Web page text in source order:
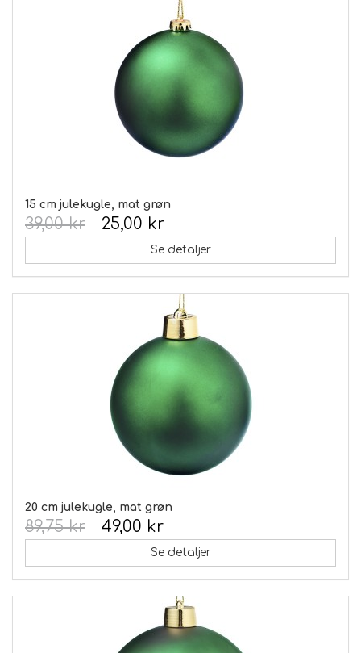
15 cm julekugle, mat grøn
25,00 kr
39,00 kr
Se detaljer
20 cm julekugle, mat grøn
49,00 kr
89,75 kr
Se detaljer